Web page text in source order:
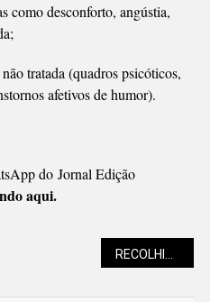
como desconforto, angústia,
tratada (quadros psicóticos,
afetivos de humor).
do Jornal Edição
aqui.